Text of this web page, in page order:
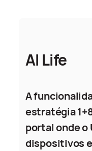
AI Life
A
estratégia
portal onde
dispositivos